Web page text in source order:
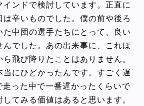
インドで検討しています。正直に
は辛いものでした。僕の前や後ろ
た中団の選手たちにとって、良い
んでした。あの出来事に、これほ
飛び降りたことはありません。
当にひどかったんです。すごく遅
走った中で一番遅かったくらいで
てみる価値はあると思います。